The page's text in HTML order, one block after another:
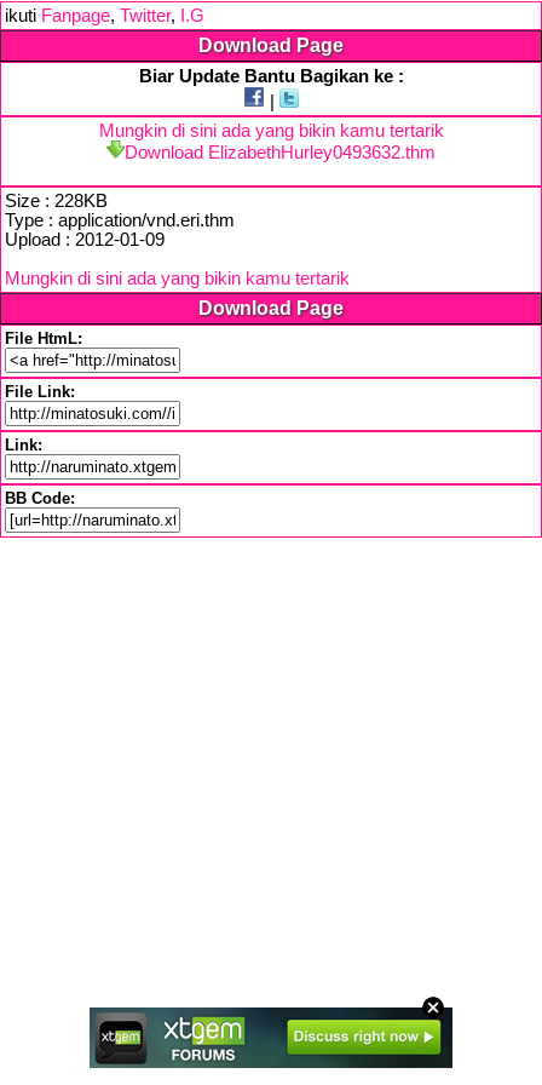
ikuti Fanpage, Twitter, I.G
Download Page
Biar Update Bantu Bagikan ke :
Mungkin di sini ada yang bikin kamu tertarik
Download ElizabethHurley0493632.thm
Size : 228KB
Type : application/vnd.eri.thm
Upload : 2012-01-09
Mungkin di sini ada yang bikin kamu tertarik
Download Page
File HtmL:
File Link:
Link:
BB Code: